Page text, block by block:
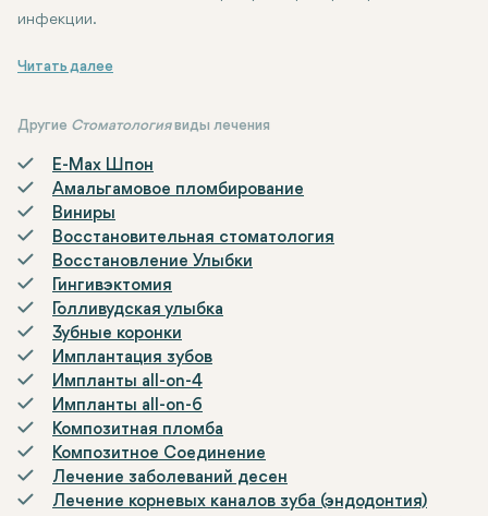
инфекции.
Вывод
Другие Стоматологиявиды лечения
E-Max Шпон
Амальгамовое пломбирование
Виниры
Восстановительная стоматология
Восстановление Улыбки
Гингивэктомия
Голливудская улыбка
Зубные коронки
Имплантация зубов
Импланты all-on-4
Импланты all-on-6
Композитная пломба
Композитное Соединение
Лечение заболеваний десен
Лечение корневых каналов зуба (эндодонтия)